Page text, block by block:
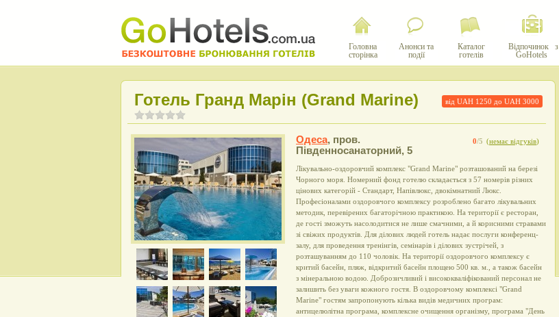
Головна
сторінка
Анонси та
події
Каталог
готелів
Відпочинок з
GoHotels
від UAH 1250 до UAH3000
Готель Гранд Марін (Grand Marine)
0/5 (немає відгуків)
Одеса, пров.
Південносанаторний, 5
Лікувально-оздоровчий комплекс "Grand Marine" розташований на березі
Чорного моря. Номерний фонд готелю складається з 57 номерів різних
цінових категорій - Стандарт, Напівлюкс, двокімнатний Люкс.
Професіоналами оздоровчого комплексу розроблено багато лікувальних
методик, перевірених багаторічною практикою. На території є ресторан,
де гості зможуть насолодитися не лише смачними, а й корисними стравами
зі свіжих продуктів. Для ділових людей готель надає послуги конференц-
залу, для проведення тренінгів, семінарів і ділових зустрічей, з
розташуванням до 110 чоловік. На території оздоровчого комплексу є
критий басейн, пляж, відкритий басейн площею 500 кв. м., а також басейн
з мінеральною водою. Доброзичливий і висококваліфікований персонал не
залишить без уваги кожного гостя. В оздоровчому комплексі "Grand
Marine" гостям запропонують кілька видів медичних програм:
антицелюлітна програма, комплексне очищення організму, програма "День